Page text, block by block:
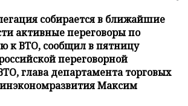
собирается в ближайшие
активные переговоры по
к ВТО, сообщил в пятницу
переговорной
глава департамента торговых
Максим